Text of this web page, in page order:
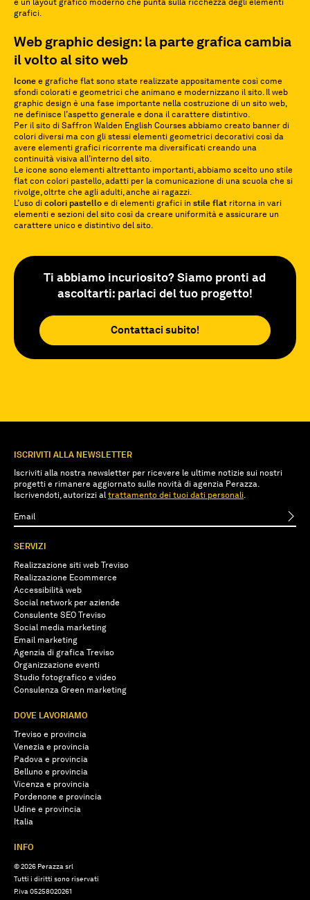
e un layout grafico moderno che punta sulla ricchezza degli elementi
grafici.
Web graphic design: la parte grafica cambia
il volto al sito web
Icone e grafiche flat sono state realizzate appositamente così come
sfondi colorati e geometrici che animano e modernizzano il sito. Il web
graphic design è una fase importante nella costruzione di un sito web,
ne definisce l’aspetto generale e dona il carattere distintivo.
Per il sito di Saffron Walden English Courses abbiamo creato banner di
colori diversi ma con gli stessi elementi geometrici decorativi così da
avere elementi grafici ricorrente ma diversificati creando una
continuità visiva all’interno del sito.
Le icone sono elementi altrettanto importanti, abbiamo scelto uno stile
flat con colori pastello, adatti per la comunicazione di una scuola che si
rivolge, oltrte che agli adulti, anche ai ragazzi.
L’uso di colori pastello e di elementi grafici in stile flat ritorna in vari
elementi e sezioni del sito così da creare uniformità e assicurare un
carattere unico e distintivo del sito.
Ti abbiamo incuriosito? Siamo pronti ad
ascoltarti: parlaci del tuo progetto!
Contattaci subito!
ISCRIVITI ALLA NEWSLETTER
Iscriviti alla nostra newsletter per ricevere le ultime notizie sui nostri
progetti e rimanere aggiornato sulle novità di agenzia Perazza.
Iscrivendoti, autorizzi al trattamento dei tuoi dati personali.
SERVIZI
Realizzazione siti web Treviso
Realizzazione Ecommerce
Accessibilità web
Social network per aziende
Consulente SEO Treviso
Social media marketing
Email marketing
Agenzia di grafica Treviso
Organizzazione eventi
Studio fotografico e video
Consulenza Green marketing
DOVE LAVORIAMO
Treviso e provincia
Venezia e provincia
Padova e provincia
Belluno e provincia
Vicenza e provincia
Pordenone e provincia
Udine e provincia
Italia
INFO
© 2026 Perazza srl
Tutti i diritti sono riservati
P.iva 05258020261